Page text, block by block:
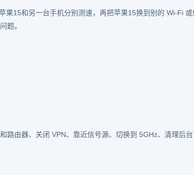
果15和另一台手机分别测速，再把苹果15换到别的 Wi-Fi 或
题。
路由器、关闭 VPN、靠近信号源、切换到 5GHz、清理后